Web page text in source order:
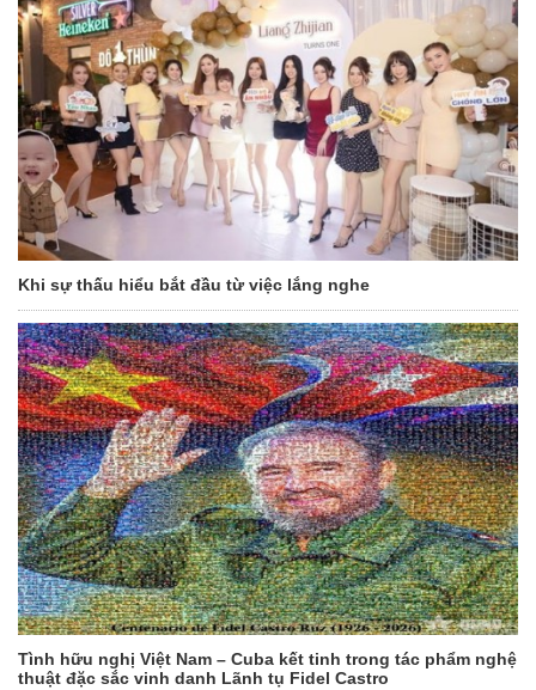
Khi sự thấu hiểu bắt đầu từ việc lắng nghe
Tình hữu nghị Việt Nam – Cuba kết tinh trong tác phẩm nghệ
thuật đặc sắc vinh danh Lãnh tụ Fidel Castro